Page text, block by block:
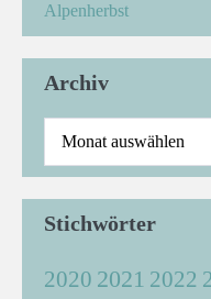
Alpenherbst
Archiv
Stichwörter
2020 2021 2022